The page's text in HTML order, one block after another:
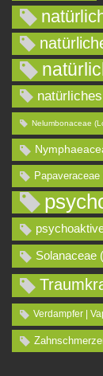
Nelumbonaceae
Solanaceae
Verdampfer |